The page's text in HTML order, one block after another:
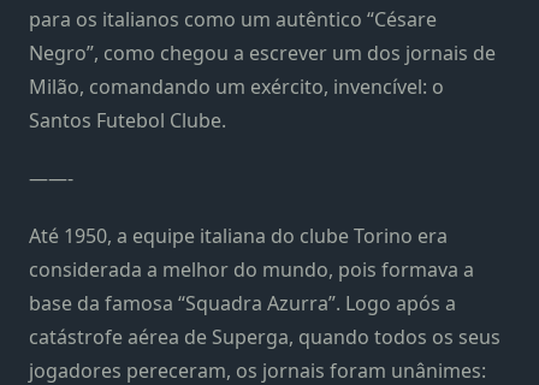
para os italianos como um autêntico “Césare
Negro”, como chegou a escrever um dos jornais de
Milão, comandando um exército, invencível: o
Santos Futebol Clube.
——-
Até 1950, a equipe italiana do clube Torino era
considerada a melhor do mundo, pois formava a
base da famosa “Squadra Azurra”. Logo após a
catástrofe aérea de Superga, quando todos os seus
jogadores pereceram, os jornais foram unânimes: